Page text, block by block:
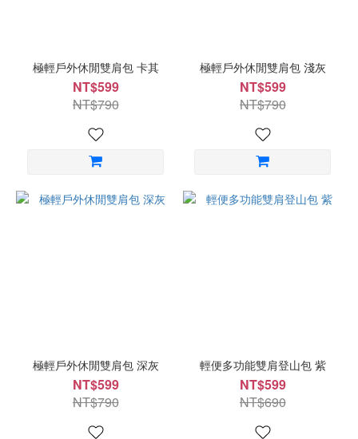
極輕戶外休閒雙肩包 卡其
NT$599
NT$790
極輕戶外休閒雙肩包 淺灰
NT$599
NT$790
極輕戶外休閒雙肩包 深灰
NT$599
NT$790
輕便多功能雙肩登山包 紫
NT$599
NT$690